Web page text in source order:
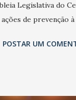
Legislativa do
de prevenção
do Estado na
POSTAR UM